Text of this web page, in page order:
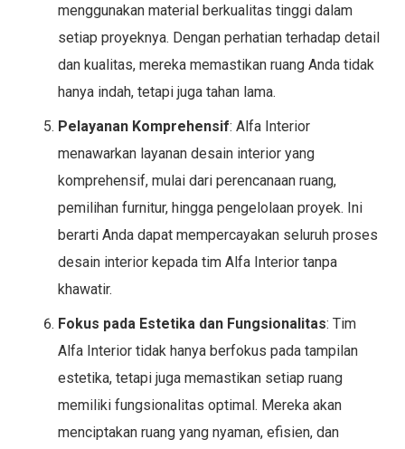
menggunakan material berkualitas tinggi dalam
setiap proyeknya. Dengan perhatian terhadap detail
dan kualitas, mereka memastikan ruang Anda tidak
hanya indah, tetapi juga tahan lama.
Pelayanan Komprehensif: Alfa Interior
menawarkan layanan desain interior yang
komprehensif, mulai dari perencanaan ruang,
pemilihan furnitur, hingga pengelolaan proyek. Ini
berarti Anda dapat mempercayakan seluruh proses
desain interior kepada tim Alfa Interior tanpa
khawatir.
Fokus pada Estetika dan Fungsionalitas: Tim
Alfa Interior tidak hanya berfokus pada tampilan
estetika, tetapi juga memastikan setiap ruang
memiliki fungsionalitas optimal. Mereka akan
menciptakan ruang yang nyaman, efisien, dan